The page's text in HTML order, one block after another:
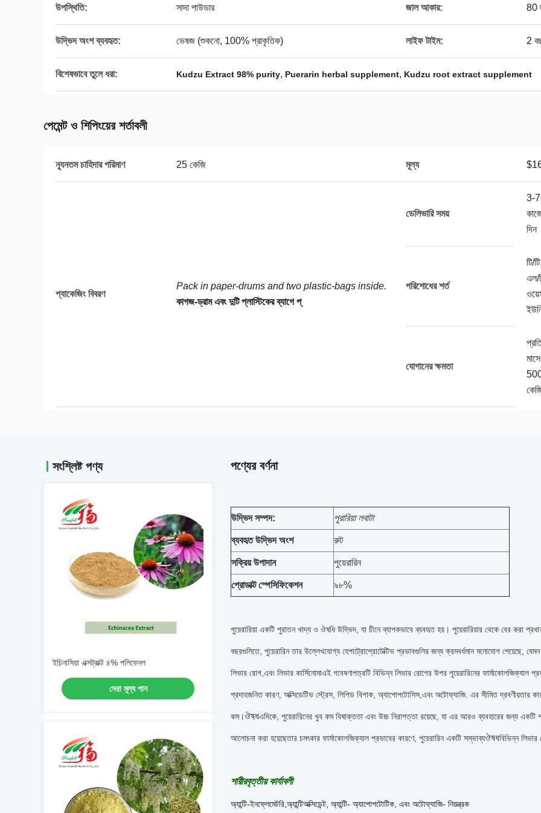
উপস্থিতি: সাদা পাউডার জাল আকার: 80
উদ্ভিদ অংশ ব্যবহৃত: ভেষজ (শুকনো, 100% প্রাকৃতিক) লাইফ টাইম: 2
বিশেষভাবে তুলে ধরা: Kudzu Extract 98% purity, Puerarin herbal supplement, Kudzu root extract supplement
পেমেন্ট ও শিপিংয়ের শর্তাবলী
ন্যূনতম চাহিদার পরিমাণ 25 কেজি মূল্য
প্যাকেজিং বিবরণ
Pack in paper-drums and two plastic-bags inside.
কাগজ-ড্রাম এবং দুটি প্লাস্টিকের ব্যাগে প্
ডেলিভারি সময়
3-7
দিন
পরিশোধের শর্ত
টি/টি,
এল/
যোগানের ক্ষমতা
মাসে
সংশ্লিষ্ট পণ্য
ইচিনাসিয়া এক্সট্রাক্ট ৪% পলিফেনল
সেরা মূল্য পান
পণ্যের বর্ণনা
উদ্ভিদ সম্পদ: পুরারিয়া লবাটা
ব্যবহৃত উদ্ভিদ অংশ রুট
সক্রিয় উপাদান পুয়েরারিন
প্রোডাক্ট স্পেসিফিকেশন ৯৮%
পুয়েরারিয়া একটি পুরাতন খাদ্য ও ঔষধি উদ্ভিদ, যা চীনে ব্যাপকভাবে ব্যবহৃত হয়। পুয়েরারিয়ার থেকে বের করা
বছরগুলিতে, পুয়েরারিন তার উল্লেখযোগ্য হেপাট্রোপ্রোটেক্টিভ প্রভাবগুলির জন্য ক্রমবর্ধমান মনোযোগ পেয়েছে,
লিভার রোগ,এবং লিভার কার্সিনোমাএই গবেষণাপত্রটি বিভিন্ন লিভার রোগের উপর পুয়েরারিনের ফার্মাকোলজিক্যাল
প্রদাহজনিত কারণ, অক্সিডেটিভ স্ট্রেস, লিপিড বিপাক, অ্যাপোপটোসিস,এবং অটোফ্যাজি. এর সীমিত দ্রবণীয়তার
কম।ঔষধএদিকে, পুয়েরারিনের খুব কম বিষাক্ততা এবং উচ্চ নিরাপত্তা রয়েছে, যা এর আরও ব্যবহারের জন্য একটি
আলোচনা করা হয়েছেতার চমৎকার ফার্মাকোলজিক্যাল প্রভাবের কারণে, পুয়েরারিন একটি সম্ভাব্যঔষধবিভিন্ন
শারীরবৃত্তীয় কার্যাবলী
অ্যান্টি-ইনফ্লেমেটরি অ্যান্টিঅক্সিডেন্ট , অ্যান্টি- অ্যাপোপটোটিক, এবং অটোফ্যাজি- নিয়ন্ত্রক